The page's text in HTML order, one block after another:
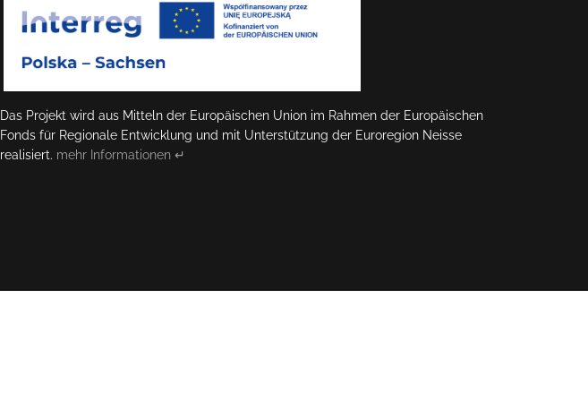
Das Projekt wird aus Mitteln der Europäischen Union im Rahmen der Europäischen
Fonds für Regionale Entwicklung und mit Unterstützung der Euroregion Neisse
realisiert. mehr Informationen ↵